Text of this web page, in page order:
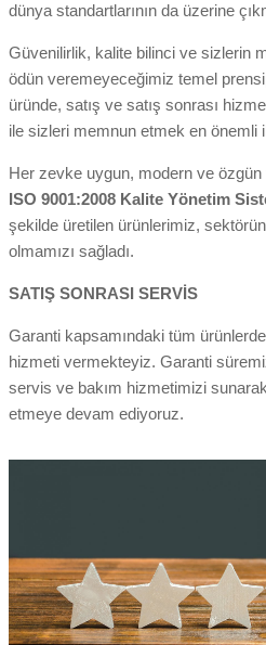
dünya standartlarının da üzerine
Güvenilirlik, kalite bilinci ve sizlerin
ödün veremeyeceğimiz temel
üründe, satış ve satış sonrası
ile sizleri memnun etmek en önemli
Her zevke uygun, modern ve özgün
ISO 9001:2008 Kalite Yönetim
şekilde üretilen ürünlerimiz,
olmamızı sağladı.
SATIŞ SONRASI SERVİS
Garanti kapsamındaki tüm
hizmeti vermekteyiz. Garanti
servis ve bakım hizmetimizi
etmeye devam ediyoruz.